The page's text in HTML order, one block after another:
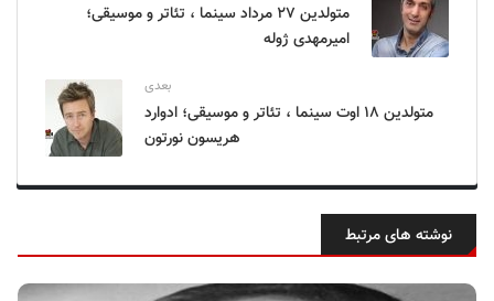
متولدین ۲۷ مرداد سینما ، تئاتر و موسیقی؛
امیرمهدی ژوله
بعدی
متولدین ۱۸ اوت سینما ، تئاتر و موسیقی؛ ادوارد
هریسون نورتون
نوشته های مرتبط